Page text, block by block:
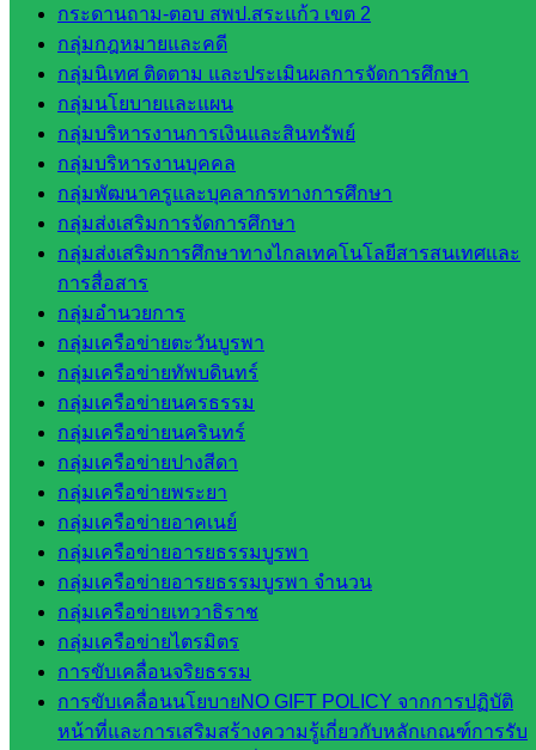
กระดานถาม-ตอบ สพป.สระแก้ว เขต 2
กลุ่มกฎหมายและคดี
กลุ่มนิเทศ ติดตาม และประเมินผลการจัดการศึกษา
กลุ่มนโยบายและแผน
กลุ่มบริหารงานการเงินและสินทรัพย์
กลุ่มบริหารงานบุคคล
กลุ่มพัฒนาครูและบุคลากรทางการศึกษา
กลุ่มส่งเสริมการจัดการศึกษา
กลุ่มส่งเสริมการศึกษาทางไกลเทคโนโลยีสารสนเทศและ
การสื่อสาร
กลุ่มอำนวยการ
กลุ่มเครือข่ายตะวันบูรพา
กลุ่มเครือข่ายทัพบดินทร์
กลุ่มเครือข่ายนครธรรม
กลุ่มเครือข่ายนครินทร์
กลุ่มเครือข่ายปางสีดา
กลุ่มเครือข่ายพระยา
กลุ่มเครือข่ายอาคเนย์
กลุ่มเครือข่ายอารยธรรมบูรพา
กลุ่มเครือข่ายอารยธรรมบูรพา จำนวน
กลุ่มเครือข่ายเทวาธิราช
กลุ่มเครือข่ายไตรมิตร
การขับเคลื่อนจริยธรรม
การขับเคลื่อนนโยบายNO GIFT POLICY จากการปฏิบัติ
หน้าที่และการเสริมสร้างความรู้เกี่ยวกับหลักเกณฑ์การรับ
ส.ก.ส.ค.
จังหวัด
สระแก้ว
สพป.
สระแก้ว
เขต 1
สพป.สระแก้ว
เขต 2
โรงเรียน
ในสังกัด
สพป.สระแก้ว
เขต 1
โรงเรียน
ในสังกัด
สพป.สระแก้ว
เขต 2
วิทยาลัย
เทคนิค
สระแก้ว
วิทยาลัย
เทคนิค
วังน้ำเย็น
กศน.สระแก้ว
เว็บไซต์